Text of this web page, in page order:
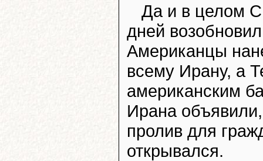
Да и в целом
дней
Американцы
всему Ирану, а
американским
Ирана
пролив для
открывался.